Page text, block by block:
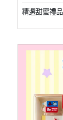
精選甜蜜禮